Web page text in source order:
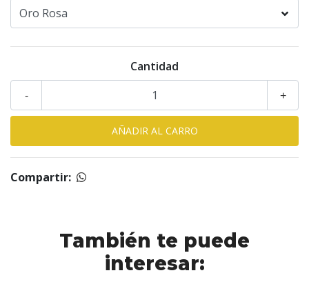
Cantidad
+
-
Compartir:
También te puede
interesar: